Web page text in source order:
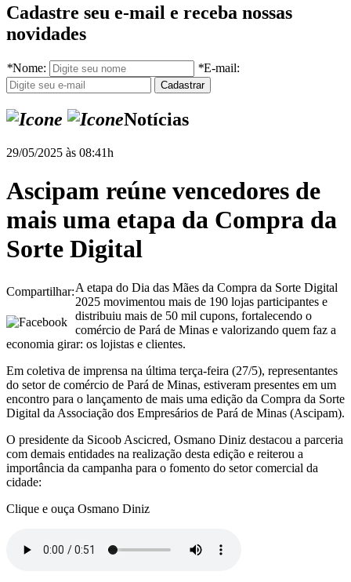
Cadastre seu e-mail e receba nossas
novidades
*Nome: *E-mail:
Notícias
29/05/2025 às 08:41h
Ascipam reúne vencedores de
mais uma etapa da Compra da
Sorte Digital
Compartilhar:A etapa do Dia das Mães da Compra da Sorte Digital
2025 movimentou mais de 190 lojas participantes e
distribuiu mais de 50 mil cupons, fortalecendo o
comércio de Pará de Minas e valorizando quem faz a
economia girar: os lojistas e clientes.
Em coletiva de imprensa na última terça-feira (27/5), representantes
do setor de comércio de Pará de Minas, estiveram presentes em um
encontro para o lançamento de mais uma edição da Compra da Sorte
Digital da Associação dos Empresários de Pará de Minas (Ascipam).
O presidente da Sicoob Ascicred, Osmano Diniz destacou a parceria
com demais entidades na realização desta edição e reiterou a
importância da campanha para o fomento do setor comercial da
cidade:
Clique e ouça Osmano Diniz